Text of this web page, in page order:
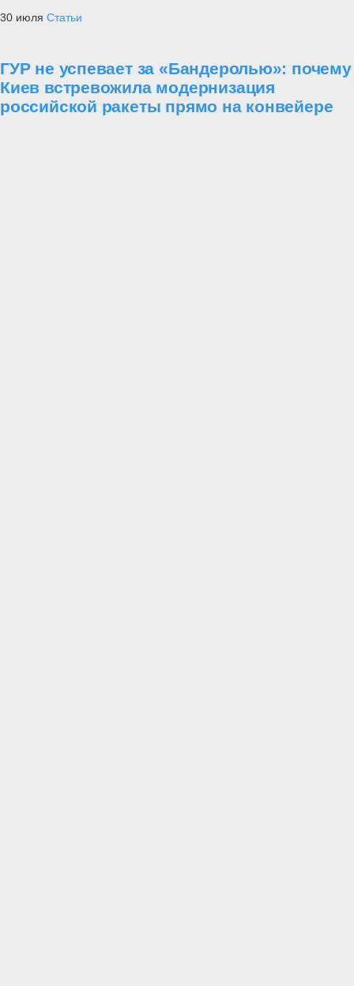
30 июля Статьи
ГУР не успевает за «Бандеролью»: почему
Киев встревожила модернизация
российской ракеты прямо на конвейере